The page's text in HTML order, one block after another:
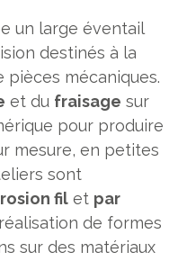
un large éventail
destinés à la
mécaniques.
et du fraisage sur
pour produire
mesure, en petites
sont
fil et par
de formes
sur des matériaux